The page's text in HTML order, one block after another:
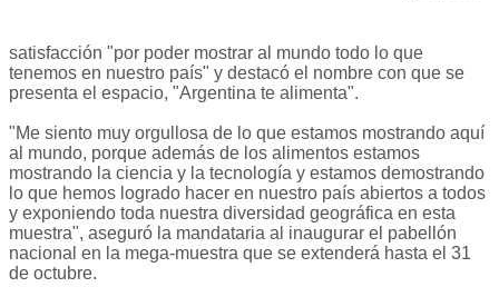
satisfacción "por poder mostrar al mundo todo lo que
tenemos en nuestro país" y destacó el nombre con que se
presenta el espacio, "Argentina te alimenta".
"Me siento muy orgullosa de lo que estamos mostrando aquí
al mundo, porque además de los alimentos estamos
mostrando la ciencia y la tecnología y estamos demostrando
lo que hemos logrado hacer en nuestro país abiertos a todos
y exponiendo toda nuestra diversidad geográfica en esta
muestra", aseguró la mandataria al inaugurar el pabellón
nacional en la mega-muestra que se extenderá hasta el 31
de octubre.